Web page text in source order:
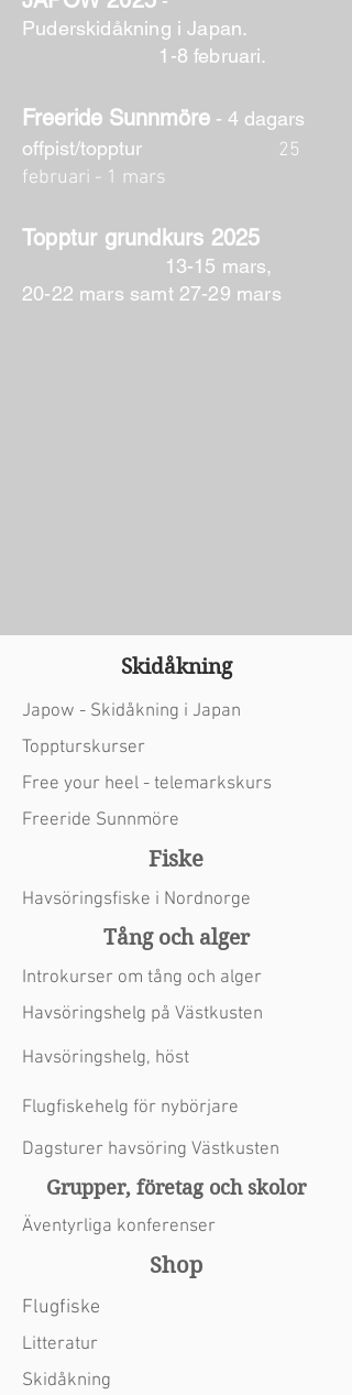
Puderskidåkning i Japan.
1 -8 februari.
Freeride Sunnmöre - 4 dagars
offpist/topptur
25
februari - 1 mars
Topptur grundkurs 2025
13-15 mars,
20-22 mars samt 27-29 mars
Skidåkning
Japow - Skidåkning i Japan
Toppturskurser
Free your heel - telemarkskurs
Freeride Sunnmöre
Fiske
Havsöringsfiske i Nordnorge
Tång och alger
Introkurser om tång och alger
Havsöringshelg på Västkusten
Havsöringshelg, höst
Flugfiskehelg för nybörjare
Dagsturer havsöring Västkusten
Grupper, företag och skolor
Äventyrliga konferenser
Shop
Flugfiske
Litteratur
Skidåkning